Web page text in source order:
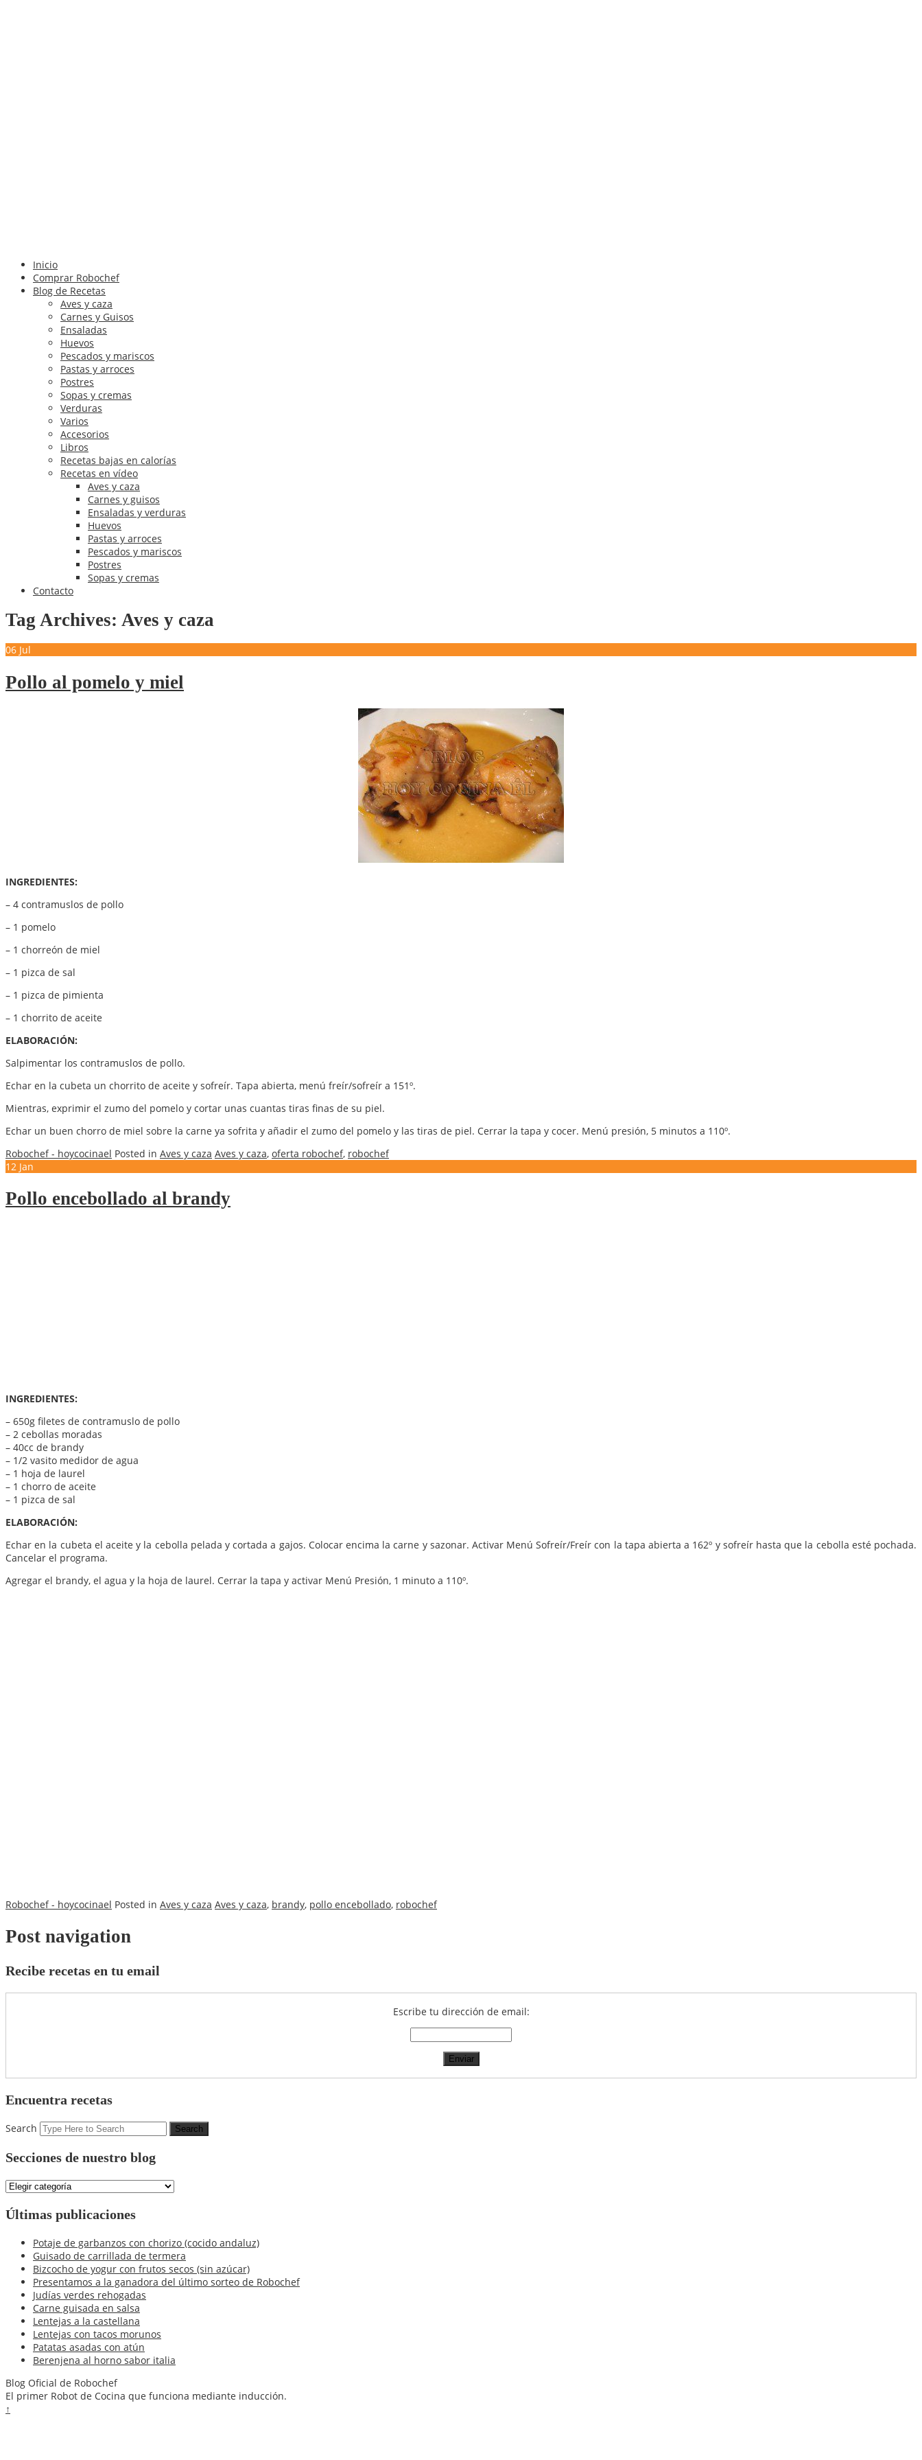
Inicio
Comprar Robochef
Blog de Recetas
Aves y caza
Carnes y Guisos
Ensaladas
Huevos
Pescados y mariscos
Pastas y arroces
Postres
Sopas y cremas
Verduras
Varios
Accesorios
Libros
Recetas bajas en calorías
Recetas en vídeo
Aves y caza
Carnes y guisos
Ensaladas y verduras
Huevos
Pastas y arroces
Pescados y mariscos
Postres
Sopas y cremas
Contacto
Tag Archives: Aves y caza
06 Jul
Pollo al pomelo y miel
INGREDIENTES:
– 4 contramuslos de pollo
– 1 pomelo
– 1 chorreón de miel
– 1 pizca de sal
– 1 pizca de pimienta
– 1 chorrito de aceite
ELABORACIÓN:
Salpimentar los contramuslos de pollo.
Echar en la cubeta un chorrito de aceite y sofreír. Tapa abierta, menú freír/sofreír a 151º.
Mientras, exprimir el zumo del pomelo y cortar unas cuantas tiras finas de su piel.
Echar un buen chorro de miel sobre la carne ya sofrita y añadir el zumo del pomelo y las tiras de piel. Cerrar la tapa y cocer. Menú presión, 5 minutos a 110º.
Robochef - hoycocinael Posted in Aves y caza Aves y caza, oferta robochef, robochef
12 Jan
Pollo encebollado al brandy
INGREDIENTES:
– 650g filetes de contramuslo de pollo
– 2 cebollas moradas
– 40cc de brandy
– 1/2 vasito medidor de agua
– 1 hoja de laurel
– 1 chorro de aceite
– 1 pizca de sal
ELABORACIÓN:
Echar en la cubeta el aceite y la cebolla pelada y cortada a gajos. Colocar encima la carne y sazonar. Activar Menú Sofreír/Freír con la tapa abierta a 162º y sofreír hasta que la cebolla esté pochada.
Cancelar el programa.
Agregar el brandy, el agua y la hoja de laurel. Cerrar la tapa y activar Menú Presión, 1 minuto a 110º.
Robochef - hoycocinael Posted in Aves y caza Aves y caza, brandy, pollo encebollado, robochef
Post navigation
Recibe recetas en tu email
Escribe tu dirección de email:
Encuentra recetas
Search
Secciones de nuestro blog
Secciones
nuestro
Últimas publicaciones
Potaje de garbanzos con chorizo (cocido andaluz)
Guisado de carrillada de termera
Bizcocho de yogur con frutos secos (sin azúcar)
Presentamos a la ganadora del último sorteo de Robochef
Judías verdes rehogadas
Carne guisada en salsa
Lentejas a la castellana
Lentejas con tacos morunos
Patatas asadas con atún
Berenjena al horno sabor italia
Blog Oficial de Robochef
El primer Robot de Cocina que funciona mediante inducción.
↑